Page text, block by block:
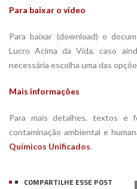
Para baixar o vídeo
Para baixar (download) o
Lucro Acima da Vida, caso
necessária escolha uma das
Mais informações
Para mais detalhes, textos e
contaminação ambiental e
Químicos Unificados.
COMPARTILHE ESSE POST